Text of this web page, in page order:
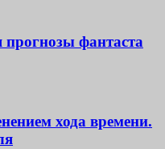
фантаста
хода времени.